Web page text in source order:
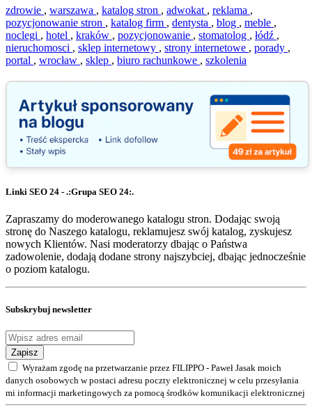
zdrowie , warszawa , katalog stron , adwokat , reklama ,
pozycjonowanie stron , katalog firm , dentysta , blog , meble ,
noclegi , hotel , kraków , pozycjonowanie , stomatolog , łódź ,
nieruchomosci , sklep internetowy , strony internetowe , porady ,
portal , wrocław , sklep , biuro rachunkowe , szkolenia
Linki SEO 24 - .:Grupa SEO 24:.
Zapraszamy do moderowanego katalogu stron. Dodając swoją
stronę do Naszego katalogu, reklamujesz swój katalog, zyskujesz
nowych Klientów. Nasi moderatorzy dbając o Państwa
zadowolenie, dodają dodane strony najszybciej, dbając jednocześnie
o poziom katalogu.
Subskrybuj newsletter
Zapisz
Wyrażam zgodę na przetwarzanie przez FILIPPO - Paweł Jasak moich
danych osobowych w postaci adresu poczty elektronicznej w celu przesyłania
mi informacji marketingowych za pomocą środków komunikacji elektronicznej